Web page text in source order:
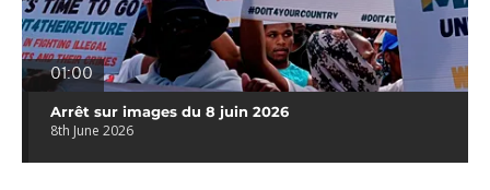
01:00
Arrêt sur images du 8 juin 2026
8th June 2026